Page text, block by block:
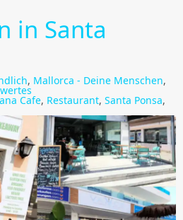
in Santa
, Mallorca - Deine Menschen,
Cafe, Restaurant, Santa Ponsa,